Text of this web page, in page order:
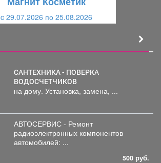
c 29.07.2026 по 25.08.2026
САНТЕХНИКА - ПОВЕРКА
ВОДОСЧЕТЧИКОВ
на дому. Установка, замена, ...
АВТОСЕРВИС - Ремонт
радиоэлектронных компонентов
автомобилей: ...
500 руб.